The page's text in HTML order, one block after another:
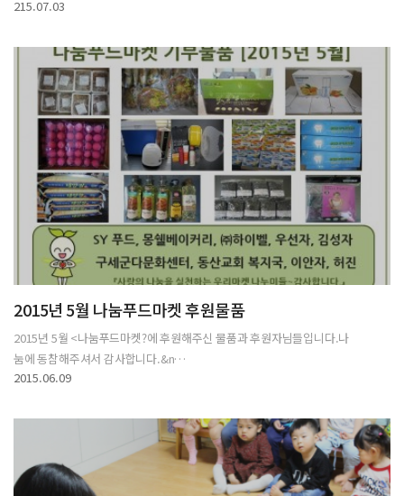
215.07.03
2015년 5월 나눔푸드마켓 후원물품
2015년 5월 <나눔푸드마켓?에 후원해주신 물품과 후원자님들입니다.나
눔에 동참해주셔서 감사합니다.&n…
2015.06.09